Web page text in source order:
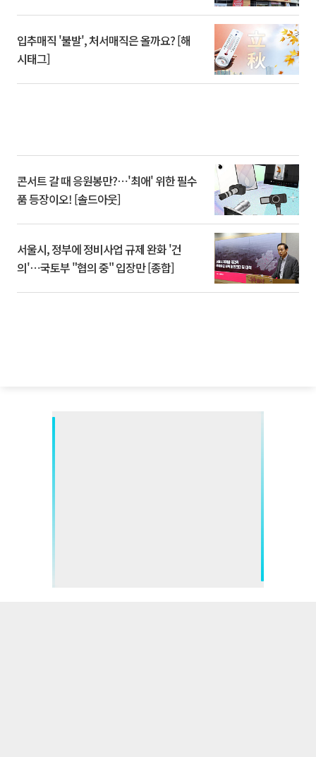
입추매직 '불발', 처서매직은 올까요? [해
시태그]
콘서트 갈 때 응원봉만?⋯'최애' 위한 필수
품 등장이오! [솔드아웃]
서울시, 정부에 정비사업 규제 완화 '건
의'⋯국토부 "협의 중" 입장만 [종합]